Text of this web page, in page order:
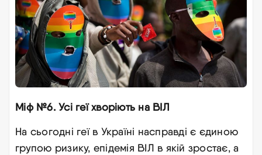
Міф №6. Усі геї хворіють на ВІЛ
На сьогодні геї в Україні насправді є єдиною
групою ризику, епідемія ВІЛ в якій зростає, а